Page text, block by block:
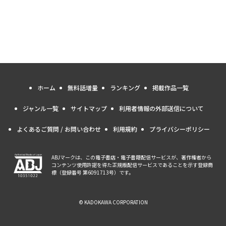
ホーム 無料話増量 ランキング 掲載作品一覧
ジャンル一覧 サイトマップ 利用者情報の外部送信について
よくあるご質問 / お問い合わせ 利用規約 プライバシーポリシー
ABJマークは、この電子書店・電子書籍配信サービスが、著作権者から
コンテンツ使用許諾を得た正規版配信サービスであることを示す登録商
標（登録番号 第6091713号）です。
© KADOKAWA CORPORATION